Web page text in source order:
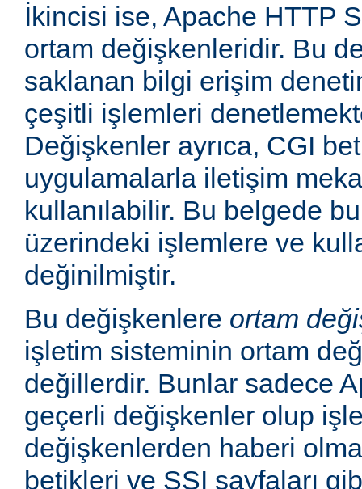
İkincisi ise, Apache HTTP
ortam değişkenleridir. Bu
saklanan bilgi erişim
çeşitli işlemleri
Değişkenler ayrıca, CGI
uygulamalarla iletişim
kullanılabilir. Bu belgede
üzerindeki işlemlere ve
değinilmiştir.
Bu değişkenlere ortam
işletim sisteminin ortam
değillerdir. Bunlar sadece
geçerli değişkenler olup
değişkenlerden haberi
betikleri ve SSI sayfaları